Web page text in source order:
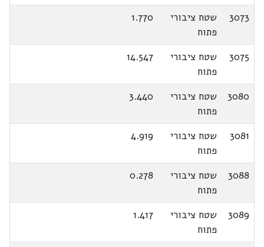
3073
שטח ציבורי
פתוח
1.770
3075
שטח ציבורי
פתוח
14.547
3080
שטח ציבורי
פתוח
3.440
3081
שטח ציבורי
פתוח
4.919
3088
שטח ציבורי
פתוח
0.278
3089
שטח ציבורי
פתוח
1.417